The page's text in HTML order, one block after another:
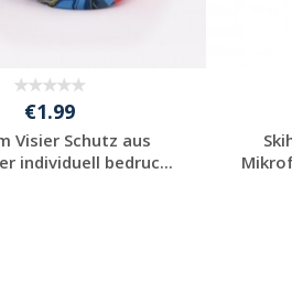
€1.99
Visier Schutz aus
individuell bedruc...